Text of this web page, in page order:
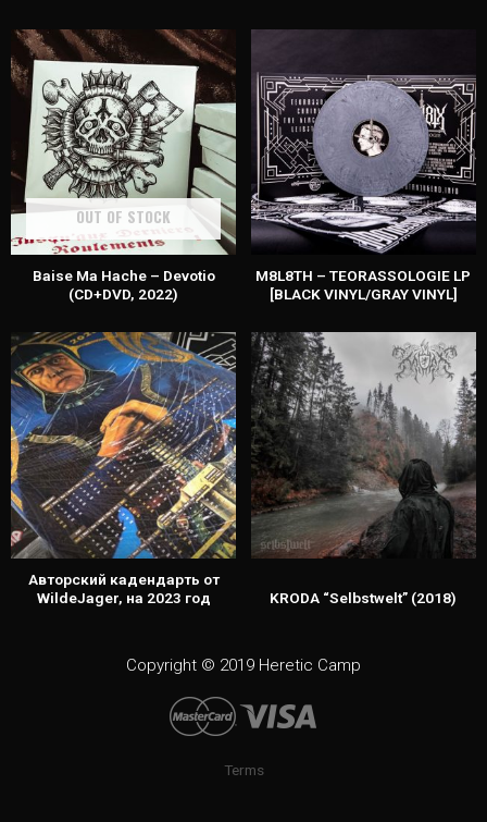
OUT OF STOCK
Baise Ma Hache – Devotio
(CD+DVD, 2022)
M8L8TH – TEORASSOLOGIE LP
[BLACK VINYL/GRAY VINYL]
Авторский кадендарть от
WildeJager, на 2023 год
KRODA “Selbstwelt” (2018)
Copyright © 2019 Heretic Camp
Terms